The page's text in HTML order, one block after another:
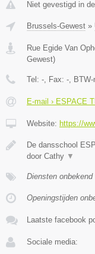
Niet gevestigd in
Brussels-Gewest »
Rue Egide Van
Gewest)
Tel: - , Fax: - ,
E-mail › ESPACE
Website: https://
De dansschool
door Cathy ▼
Diensten onbekend
Openingstijden
Laatste facebook
Sociale media: